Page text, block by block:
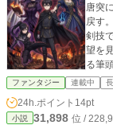
唐突
戻す
剣技
望を
る筆
結婚
だ。
殺、
あら
ファンタジー 連載中
24h.ポイント 14pt
小説 31,898 位 /